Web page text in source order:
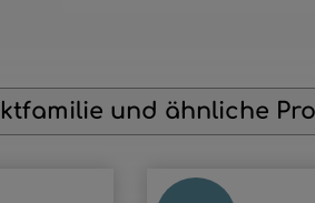
und ähnliche